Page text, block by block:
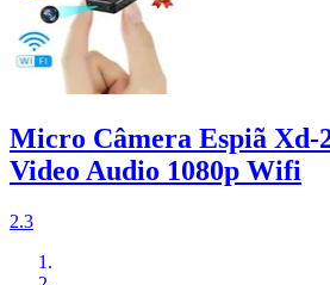
Micro Câmera Espiã
Video Audio 1080p Wifi
2.3